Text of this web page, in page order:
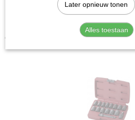
Kraftwerk 3083 Krachtdopset 1/2 wielbout
€ 37,50
Later opnieuw tonen
Alles toestaan